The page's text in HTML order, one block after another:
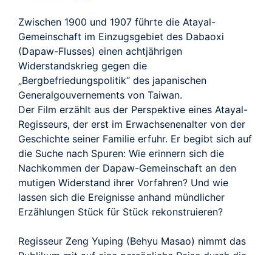
Zwischen 1900 und 1907 führte die Atayal-
Gemeinschaft im Einzugsgebiet des Dabaoxi
(Dapaw-Flusses) einen achtjährigen
Widerstandskrieg gegen die
„Bergbefriedungspolitik“ des japanischen
Generalgouvernements von Taiwan.
Der Film erzählt aus der Perspektive eines Atayal-
Regisseurs, der erst im Erwachsenenalter von der
Geschichte seiner Familie erfuhr. Er begibt sich auf
die Suche nach Spuren: Wie erinnern sich die
Nachkommen der Dapaw-Gemeinschaft an den
mutigen Widerstand ihrer Vorfahren? Und wie
lassen sich die Ereignisse anhand mündlicher
Erzählungen Stück für Stück rekonstruieren?
Regisseur Zeng Yuping (Behyu Masao) nimmt das